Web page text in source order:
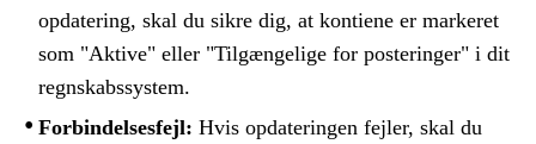
opdatering, skal du sikre dig, at kontiene er markeret
som "Aktive" eller "Tilgængelige for posteringer" i dit
regnskabssystem.
Forbindelsesfejl: Hvis opdateringen fejler, skal du